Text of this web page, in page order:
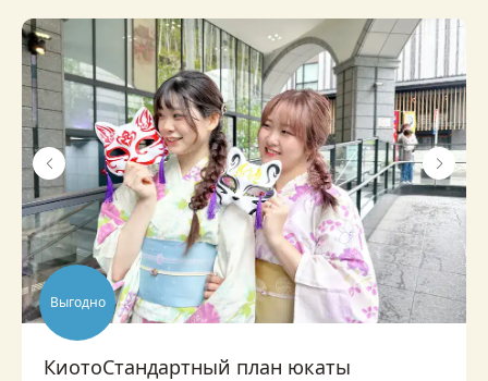
Выгодно
КиотоСтандартный план юкаты